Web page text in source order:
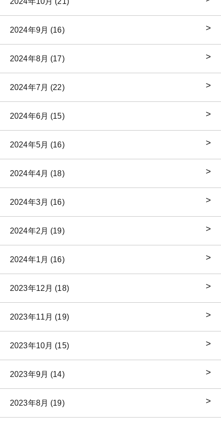
2024年9月 (16)
2024年8月 (17)
2024年7月 (22)
2024年6月 (15)
2024年5月 (16)
2024年4月 (18)
2024年3月 (16)
2024年2月 (19)
2024年1月 (16)
2023年12月 (18)
2023年11月 (19)
2023年10月 (15)
2023年9月 (14)
2023年8月 (19)